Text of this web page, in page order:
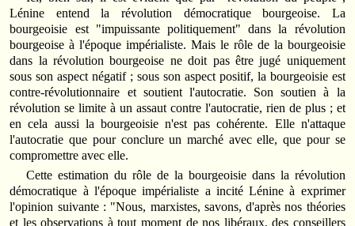
Lénine entend la révolution démocratique bourgeoise. La
bourgeoisie est "impuissante politiquement" dans la révolution
bourgeoise à l'époque impérialiste. Mais le rôle de la bourgeoisie
dans la révolution bourgeoise ne doit pas être jugé uniquement
sous son aspect négatif ; sous son aspect positif, la bourgeoisie est
contre-révolutionnaire et soutient l'autocratie. Son soutien à la
révolution se limite à un assaut contre l'autocratie, rien de plus ; et
en cela aussi la bourgeoisie n'est pas cohérente. Elle n'attaque
l'autocratie que pour conclure un marché avec elle, que pour se
compromettre avec elle.
Cette estimation du rôle de la bourgeoisie dans la révolution
démocratique à l'époque impérialiste a incité Lénine à exprimer
l'opinion suivante : "Nous, marxistes, savons, d'après nos théories
et les observations à tout moment de nos libéraux, des conseillers